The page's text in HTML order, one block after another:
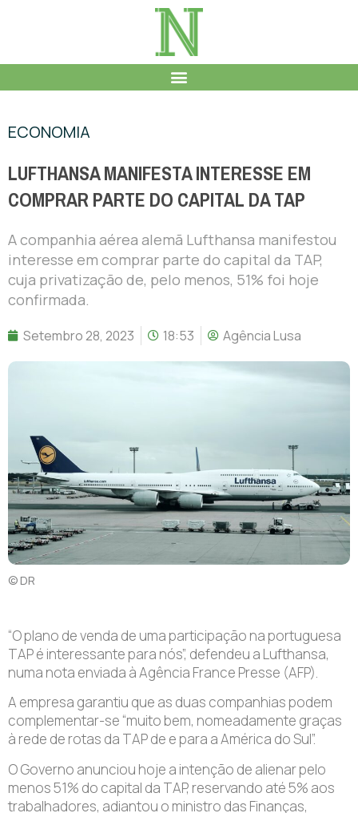
ECONOMIA
LUFTHANSA MANIFESTA INTERESSE EM
COMPRAR PARTE DO CAPITAL DA TAP
A companhia aérea alemã Lufthansa manifestou
interesse em comprar parte do capital da TAP,
cuja privatização de, pelo menos, 51% foi hoje
confirmada.
Setembro 28, 2023 18:53 Agência Lusa
© DR
“O plano de venda de uma participação na portuguesa
TAP é interessante para nós”, defendeu a Lufthansa,
numa nota enviada à Agência France Presse (AFP).
A empresa garantiu que as duas companhias podem
complementar-se “muito bem, nomeadamente graças
à rede de rotas da TAP de e para a América do Sul”.
O Governo anunciou hoje a intenção de alienar pelo
menos 51% do capital da TAP, reservando até 5% aos
trabalhadores, adiantou o ministro das Finanças,